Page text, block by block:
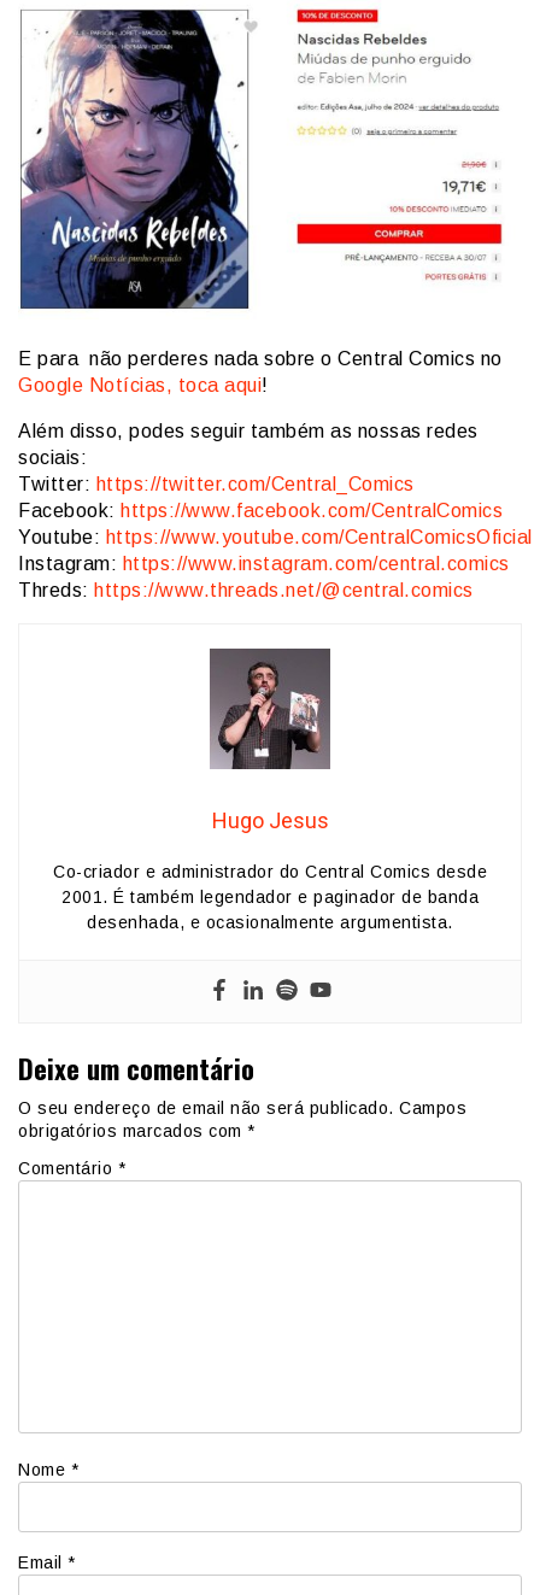
E para não perderes nada sobre o Central Comics no
Google Notícias, toca aqui!
Além disso, podes seguir também as nossas redes
sociais:
Twitter: https://twitter.com/Central_Comics
Facebook: https://www.facebook.com/CentralComics
Youtube: https://www.youtube.com/CentralComicsOficial
Instagram: https://www.instagram.com/central.comics
Threds: https://www.threads.net/@central.comics
Hugo Jesus
Co-criador e administrador do Central Comics desde
2001. É também legendador e paginador de banda
desenhada, e ocasionalmente argumentista.
Deixe um comentário
O seu endereço de email não será publicado. Campos
obrigatórios marcados com *
Comentário *
Nome *
Email *